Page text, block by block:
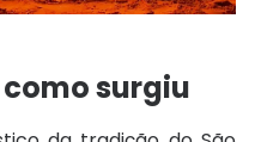
surgiu